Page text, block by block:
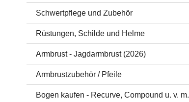
Schwertpflege und Zubehör
Rüstungen, Schilde und Helme
Armbrust - Jagdarmbrust (2026)
Armbrustzubehör / Pfeile
Bogen kaufen - Recurve, Compound u. v. m.